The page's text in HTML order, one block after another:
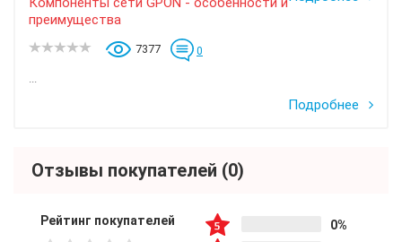
преимущества
7377 0
...
Подробнее
Отзывы покупателей (0)
Рейтинг покупателей
0%